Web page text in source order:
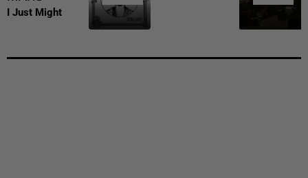
I Just Might